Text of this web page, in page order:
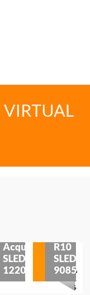
VIRTUAL
Acqua
SLED
1220
R10
SLED
9085